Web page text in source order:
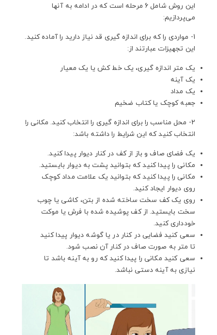
این روش شامل 6 مرحله است که در ادامه به آنها
می‌پردازیم:
1- مواردی را که برای اندازه گیری قد نیاز دارید را آماده کنید.
این تجهیزات عبارتند از:
یک متر اندازه گیری، یک خط کش یا یک معیار
یک آینه
یک مداد
جعبه کوچک یا کتاب ضخیم
2- محل مناسب را برای اندازه گیری را انتخاب کنید. مکانی را
انتخاب کنید که این شرایط را داشته باشد:
یک فضای صاف و باز از کف در کنار دیوار پیدا کنید.
مکانی را پیدا کنید که بتوانید پشت به دیوار بایستید.
مکانی را پیدا کنید که بتوانید یک علامت مداد کوچک
روی دیوار ایجاد کنید.
روی یک کف سخت ساخته شده از بتن، کاشی یا چوب
سخت بایستید. از کف پوشیده شده با فرش یا موکت
خودداری کنید.
سعی کنید فضایی در کنار در یا گوشه دیوار پیدا کنید
تا متر به صورت صاف در کنار آن نصب شود.
سعی کنید مکانی را پیدا کنید که رو به آینه باشد تا
نیازی به آینه دستی نباشد.